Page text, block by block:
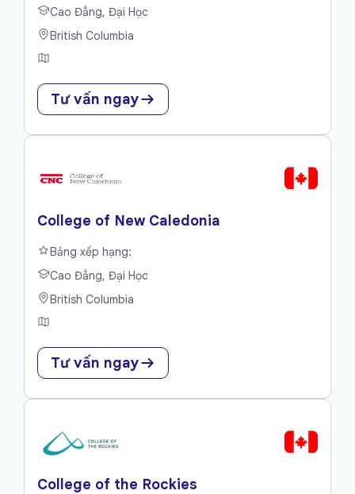
Cao Đẳng, Đại Học
British Columbia
Tư vấn ngay
College of New Caledonia
Bảng xếp hạng:
Cao Đẳng, Đại Học
British Columbia
Tư vấn ngay
College of the Rockies